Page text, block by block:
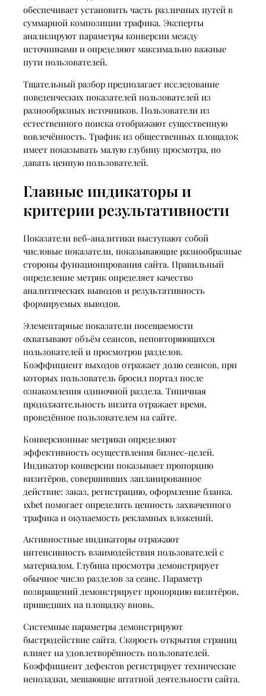
обеспечивает установить часть различных путей в
суммарной композиции трафика. Эксперты
анализируют параметры конверсии между
источниками и определяют максимально важные
пути пользователей.
Тщательный разбор предполагает исследование
поведенческих показателей пользователей из
разнообразных источников. Пользователи из
естественного поиска отображают существенную
вовлечённость. Трафик из общественных площадок
имеет показывать малую глубину просмотра, но
давать ценную пользователей.
Главные индикаторы и
критерии результативности
Показатели веб-аналитики выступают собой
числовые показатели, показывающие разнообразные
стороны функционирования сайта. Правильный
определение метрик определяет качество
аналитических выводов и результативность
формируемых выводов.
Элементарные показатели посещаемости
охватывают объём сеансов, неповторяющихся
пользователей и просмотров разделов.
Коэффициент выходов отражает долю сеансов, при
которых пользователь бросил портал после
ознакомления одиночной раздела. Типичная
продолжительность визита отражает время,
проведённое пользователем на сайте.
Конверсионные метрики определяют
эффективность осуществления бизнес-целей.
Индикатор конверсии показывает пропорцию
визитёров, совершивших запланированное
действие: заказ, регистрацию, оформление бланка.
1xbet помогает определить ценность захваченного
трафика и окупаемость рекламных вложений.
Активностные индикаторы отражают
интенсивность взаимодействия пользователей с
материалом. Глубина просмотра демонстрирует
обычное число разделов за сеанс. Параметр
возвращений демонстрирует пропорцию визитёров,
пришедших на площадку вновь.
Системные параметры демонстрируют
быстродействие сайта. Скорость открытия страниц
влияет на удовлетворённость пользователей.
Коэффициент дефектов регистрирует технические
неполадки, мешающие штатной деятельности сайта.